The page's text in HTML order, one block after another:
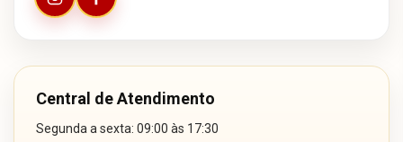
Central de Atendimento
Segunda a sexta: 09:00 às 17:30